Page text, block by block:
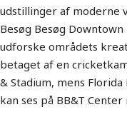
udstillinger af moderne
Besøg Besøg
udforske områdets
betaget af en
& ​​Stadium, mens
kan ses på BB&T Center